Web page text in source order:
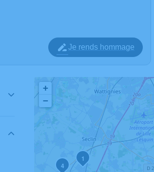
Je rends hommage
1
4
+
−